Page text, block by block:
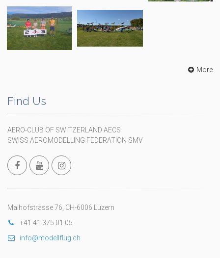
More
Find Us
AERO-CLUB OF SWITZERLAND AECS
SWISS AEROMODELLING FEDERATION SMV
Maihofstrasse 76, CH-6006 Luzern
+41 41 375 01 05
info@modellflug.ch